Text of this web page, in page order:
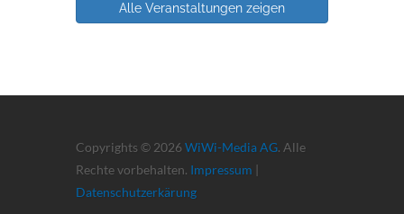
Alle Veranstaltungen zeigen
Copyrights © 2026 WiWi-Media AG. Alle
Rechte vorbehalten. Impressum |
Datenschutzerkärung